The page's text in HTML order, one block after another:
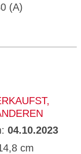
(A)
04.10.2023
cm